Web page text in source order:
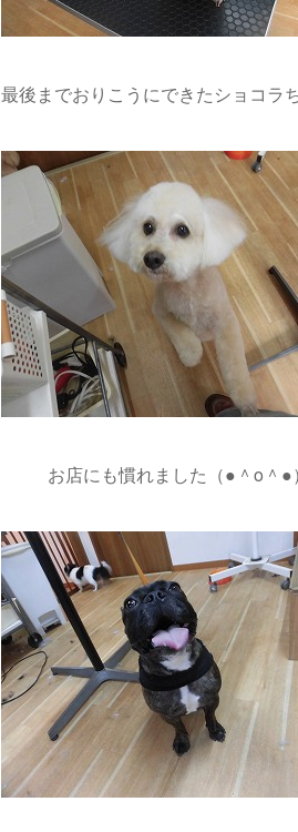
最後までおりこうにできたショコラ
お店にも慣れました（●＾o＾●